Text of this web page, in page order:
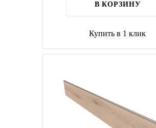
В КОРЗИНУ
Купить в 1 клик